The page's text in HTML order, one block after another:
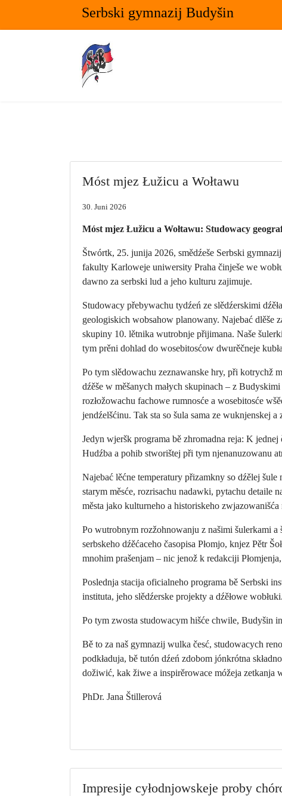
Serbski gymnazij Budyšin
Móst mjez Łužicu a Wołtawu
30. Juni 2026
Móst mjez Łužicu a Wołtawu: Studowacy
Štwórtk, 25. junija 2026, smědźeše Serbski
fakulty Karloweje uniwersity Praha činješe we
dawno za serbski lud a jeho kulturu zajimuje.
Studowacy přebywachu tydźeń ze slědźerskimi
geologiskich wobsahow planowany. Najebać dlěše
skupiny 10. lětnika wutrobnje přijimana. Naše
tym prěni dohlad do wosebitosćow dwurěčneje
Po tym slědowachu zeznawanske hry, při kotrychž
dźěše w měšanych małych skupinach – z
rozłožowachu fachowe rumnosće a wosebitosće
jendźelšćinu. Tak sta so šula sama ze wuknjenskej a
Jedyn wjeršk programa bě zhromadna reja: K
Hudźba a pohib stworištej při tym njenanuzowanu
Najebać lěćne temperatury přizamkny so dźělej
starym měsće, rozrisachu nadawki, pytachu detaile
města jako kulturneho a historiskeho
Po wutrobnym rozžohnowanju z našimi šulerkami a
serbskeho dźěćaceho časopisa Płomjo, knjez Pětr
mnohim prašenjam – nic jenož k redakciji
Poslednja stacija oficialneho programa bě Serbski
instituta, jeho slědźerske projekty a dźěłowe
Po tym zwosta studowacym hišće chwile, Budyšin
Bě to za naš gymnazij wulka česć, studowacych
podkładuja, bě tutón dźeń zdobom jónkrótna
dožiwić, kak žiwe a inspirěrowace móžeja zetkanja
PhDr. Jana Štillerová
Impresije cyłodnjowskeje proby